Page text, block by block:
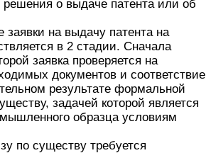
решения о выдаче патента или об
заявки на выдачу патента на
в 2 стадии. Сначала
заявка проверяется на
документов и соответствие
результате формальной
задачей которой является
образца условиям
по существу требуется